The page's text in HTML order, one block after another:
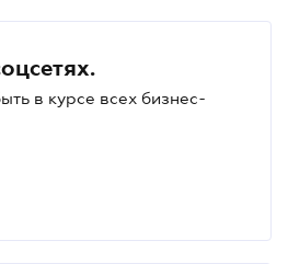
в курсе всех бизнес-